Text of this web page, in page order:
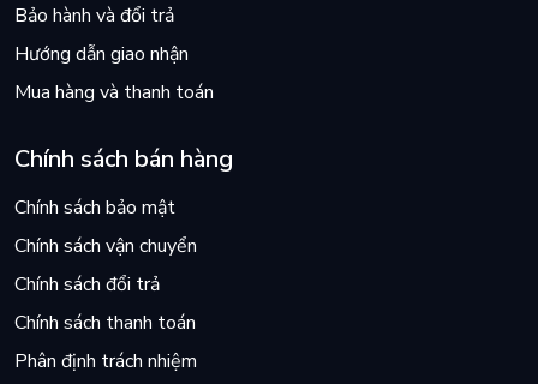
Bảo hành và đổi trả
Hướng dẫn giao nhận
Mua hàng và thanh toán
Chính sách bán hàng
Chính sách bảo mật
Chính sách vận chuyển
Chính sách đổi trả
Chính sách thanh toán
Phân định trách nhiệm